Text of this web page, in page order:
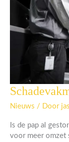
Nieuws / Door
Is de pap al
voor meer omzet
Schadevakmensen
RDW-